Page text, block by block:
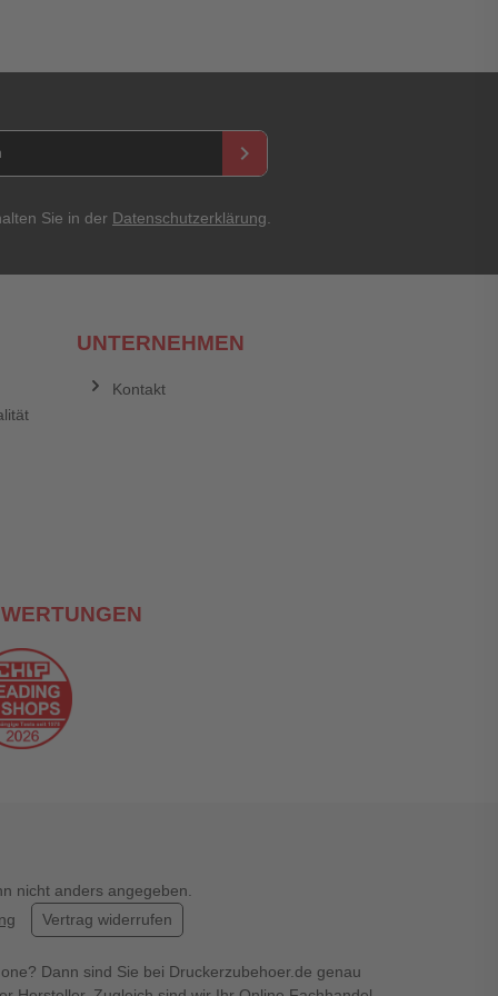
keyboard_arrow_right
Sie in der Datenschutzerklärung
UNTERNEHMEN
Kontakt
nicht anders angegeben.
Vertrag widerrufen
Dann sind Sie bei Druckerzubehoer.de genau